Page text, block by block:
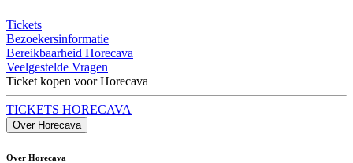
Tickets
Bezoekersinformatie
Bereikbaarheid Horecava
Veelgestelde Vragen
Ticket kopen voor Horecava
TICKETS HORECAVA
Over Horecava
Over Horecava